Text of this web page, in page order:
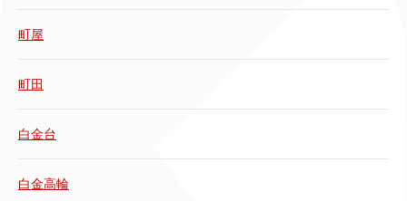
町屋
町田
白金台
白金高輪